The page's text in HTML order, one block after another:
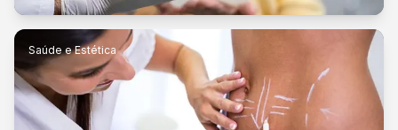
Saúde e Estética